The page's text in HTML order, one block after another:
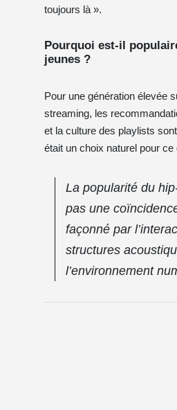
toujours là ».
Pourquoi est-il
jeunes ?
Pour une génération élevée
streaming, les
et la culture des playlists
était un choix naturel pour ce
La popularité du
pas une
façonné par
structures
l’environnement